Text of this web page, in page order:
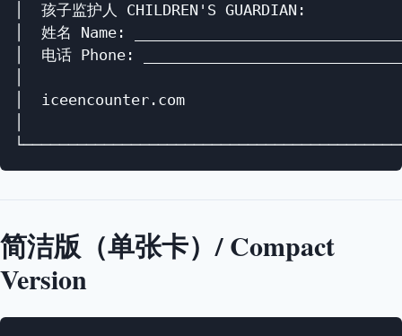
│  孩子监护人 CHILDREN'S GUARDIAN:
│  姓名 Name:
│  电话 Phone:
│  iceencounter.com
简洁版（单张卡）/ Compact
Version